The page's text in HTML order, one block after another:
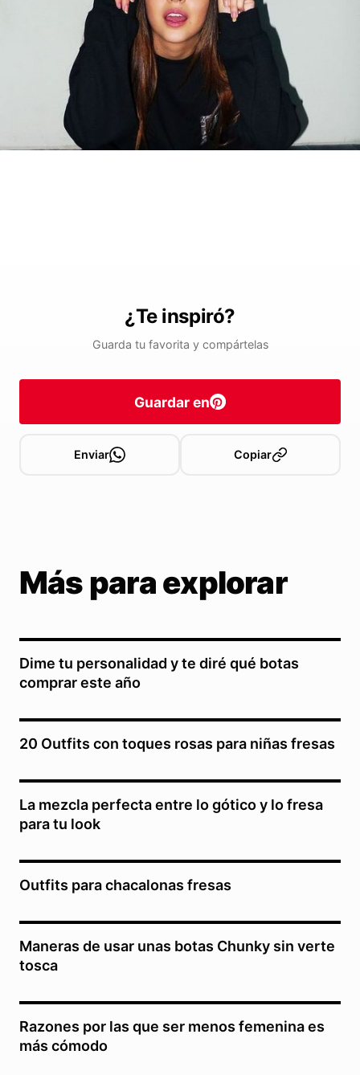
¿Te inspiró?
Guarda tu favorita y compártelas
Guardar en
Enviar Copiar
Más para explorar
Dime tu personalidad y te diré qué botas
comprar este año
20 Outfits con toques rosas para niñas fresas
La mezcla perfecta entre lo gótico y lo fresa
para tu look
Outfits para chacalonas fresas
Maneras de usar unas botas Chunky sin verte
tosca
Razones por las que ser menos femenina es
más cómodo